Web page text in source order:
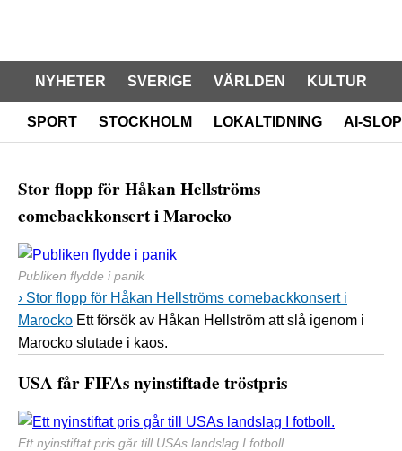
NYHETER SVERIGE VÄRLDEN KULTUR
SPORT STOCKHOLM LOKALTIDNING AI-SLOP
Stor flopp för Håkan Hellströms
comebackkonsert i Marocko
Publiken flydde i panik
› Stor flopp för Håkan Hellströms comebackkonsert i
Marocko Ett försök av Håkan Hellström att slå igenom i
Marocko slutade i kaos.
USA får FIFAs nyinstiftade tröstpris
Ett nyinstiftat pris går till USAs landslag I fotboll.